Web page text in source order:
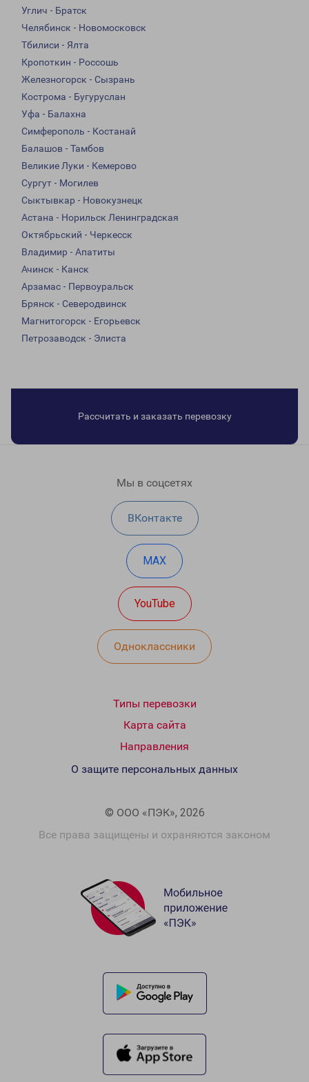
Углич - Братск
Челябинск - Новомосковск
Тбилиси - Ялта
Кропоткин - Россошь
Железногорск - Сызрань
Кострома - Бугуруслан
Уфа - Балахна
Симферополь - Костанай
Балашов - Тамбов
Великие Луки - Кемерово
Сургут - Могилев
Сыктывкар - Новокузнецк
Астана - Норильск Ленинградская
Октябрьский - Черкесск
Владимир - Апатиты
Ачинск - Канск
Арзамас - Первоуральск
Брянск - Северодвинск
Магнитогорск - Егорьевск
Петрозаводск - Элиста
Рассчитать и заказать перевозку
Мы в соцсетях
ВКонтакте
MAX
YouTube
Одноклассники
Типы перевозки
Карта сайта
Направления
© ООО «ПЭК», 2026
Все права защищены и охраняются законом
О защите персональных данных